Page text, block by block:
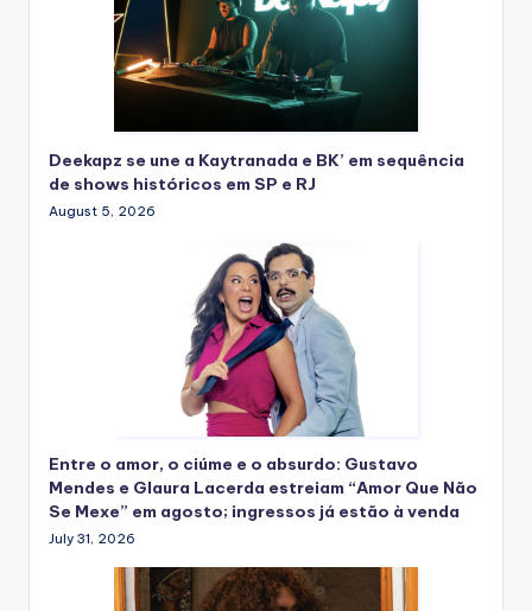
Deekapz se une a Kaytranada e BK’ em sequência
de shows históricos em SP e RJ
August 5, 2026
Entre o amor, o ciúme e o absurdo: Gustavo
Mendes e Glaura Lacerda estreiam “Amor Que Não
Se Mexe” em agosto; ingressos já estão à venda
July 31, 2026